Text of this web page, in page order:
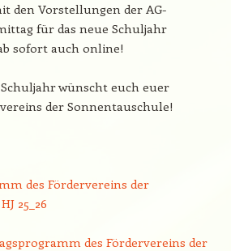
den Vorstellungen der AG-
für das neue Schuljahr
sofort auch online!
wünscht euch euer
der Sonnentauschule!
des Fördervereins der
25_26
des Fördervereins der